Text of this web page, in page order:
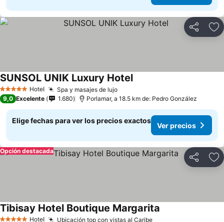
Compartir
5 Estrellas Hotel Spa y masajes de lujo
SUNSOL UNIK Luxury Hotel
9,0 Excelente 1.680 Porlamar, a 18.5 km de: Pedro González
Elige fechas para ver los precios exactos
Ver precios
Compartir
Opción destacada
Hotel Ubicación top con vistas al Caribe
Tibisay Hotel Boutique Margarita